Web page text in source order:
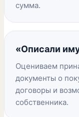
сумма.
«Описали
Оцениваем
документы о
договоры и
собственника.